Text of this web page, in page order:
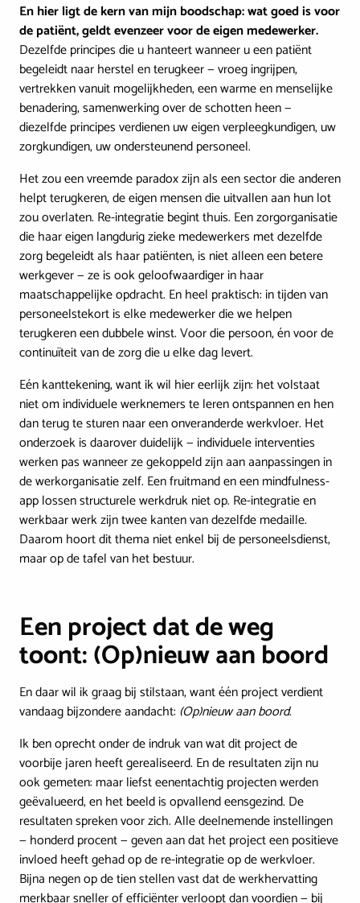
En hier ligt de kern van mijn boodschap: wat goed is voor
de patiënt, geldt evenzeer voor de eigen medewerker.
Dezelfde principes die u hanteert wanneer u een patiënt
begeleidt naar herstel en terugkeer — vroeg ingrijpen,
vertrekken vanuit mogelijkheden, een warme en menselijke
benadering, samenwerking over de schotten heen —
diezelfde principes verdienen uw eigen verpleegkundigen, uw
zorgkundigen, uw ondersteunend personeel.
Het zou een vreemde paradox zijn als een sector die anderen
helpt terugkeren, de eigen mensen die uitvallen aan hun lot
zou overlaten. Re-integratie begint thuis. Een zorgorganisatie
die haar eigen langdurig zieke medewerkers met dezelfde
zorg begeleidt als haar patiënten, is niet alleen een betere
werkgever — ze is ook geloofwaardiger in haar
maatschappelijke opdracht. En heel praktisch: in tijden van
personeelstekort is elke medewerker die we helpen
terugkeren een dubbele winst. Voor die persoon, én voor de
continuïteit van de zorg die u elke dag levert.
Eén kanttekening, want ik wil hier eerlijk zijn: het volstaat
niet om individuele werknemers te leren ontspannen en hen
dan terug te sturen naar een onveranderde werkvloer. Het
onderzoek is daarover duidelijk — individuele interventies
werken pas wanneer ze gekoppeld zijn aan aanpassingen in
de werkorganisatie zelf. Een fruitmand en een mindfulness-
app lossen structurele werkdruk niet op. Re-integratie en
werkbaar werk zijn twee kanten van dezelfde medaille.
Daarom hoort dit thema niet enkel bij de personeelsdienst,
maar op de tafel van het bestuur.
Een project dat de weg
toont: (Op)nieuw aan boord
En daar wil ik graag bij stilstaan, want één project verdient
vandaag bijzondere aandacht: (Op)nieuw aan boord.
Ik ben oprecht onder de indruk van wat dit project de
voorbije jaren heeft gerealiseerd. En de resultaten zijn nu
ook gemeten: maar liefst eenentachtig projecten werden
geëvalueerd, en het beeld is opvallend eensgezind. De
resultaten spreken voor zich. Alle deelnemende instellingen
— honderd procent — geven aan dat het project een positieve
invloed heeft gehad op de re-integratie op de werkvloer.
Bijna negen op de tien stellen vast dat de werkhervatting
merkbaar sneller of efficiënter verloopt dan voordien — bij